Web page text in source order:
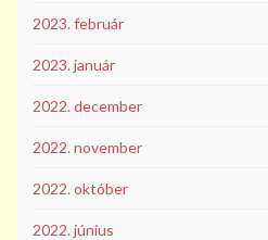
2023. február
2023. január
2022. december
2022. november
2022. október
2022. június